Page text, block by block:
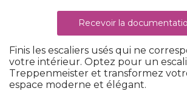
Recevoir la
Finis les escaliers usés qui ne
votre intérieur. Optez pour un
Treppenmeister et transformez
espace moderne et élégant.